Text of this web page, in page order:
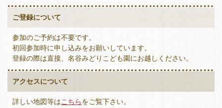
ご登録について
参加のご予約は不要です。
初回参加時に申し込みをお願いしています。
登録の際は直接、名谷みどりこども園にお越しください。
アクセスについて
詳しい地図等はこちら をご覧下さい。